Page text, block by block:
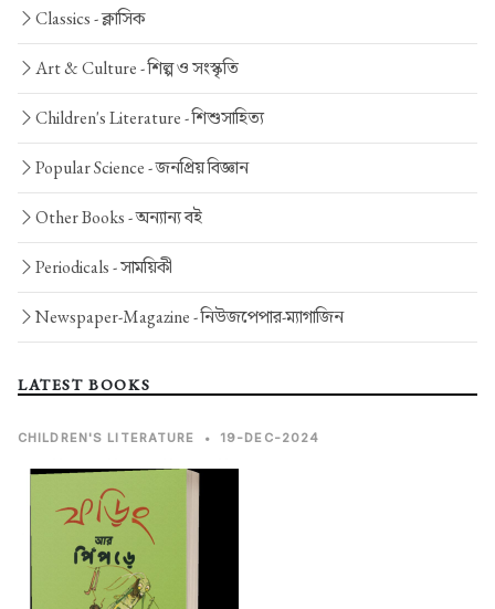
Classics -ক্লাসিক
Art & Culture -শিল্প ও সংস্কৃতি
Children's Literature -শিশুসাহিত্য
Popular Science -জনপ্রিয় বিজ্ঞান
Other Books -অন্যান্য বই
Periodicals -সাময়িকী
Newspaper-Magazine -নিউজপেপার-ম্যাগাজিন
LATEST BOOKS
CHILDREN'S LITERATURE • 19-DEC-2024